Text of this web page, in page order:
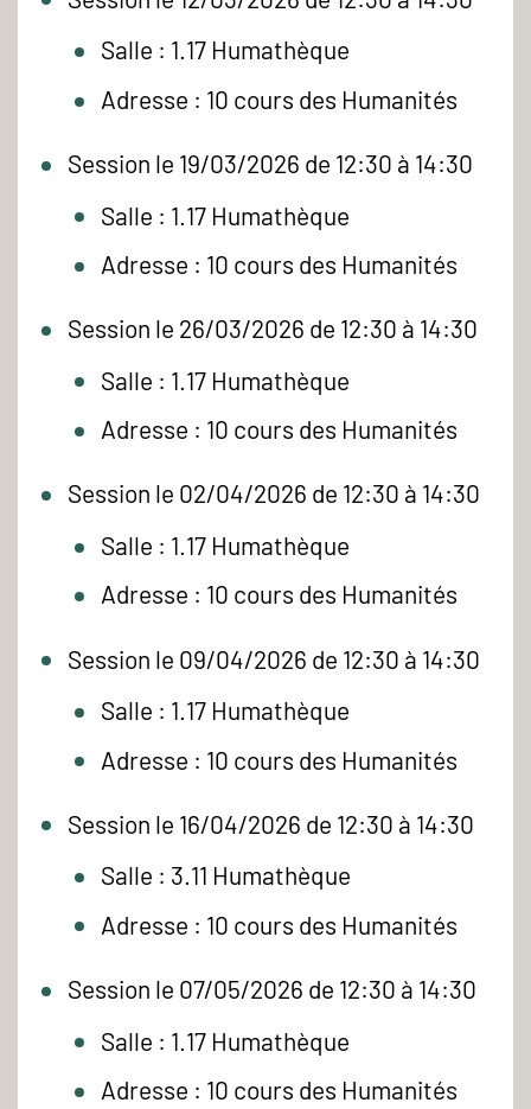
Salle : 1.17 Humathèque
Adresse : 10 cours des Humanités
Session le 19/03/2026 de 12:30 à 14:30
Salle : 1.17 Humathèque
Adresse : 10 cours des Humanités
Session le 26/03/2026 de 12:30 à 14:30
Salle : 1.17 Humathèque
Adresse : 10 cours des Humanités
Session le 02/04/2026 de 12:30 à 14:30
Salle : 1.17 Humathèque
Adresse : 10 cours des Humanités
Session le 09/04/2026 de 12:30 à 14:30
Salle : 1.17 Humathèque
Adresse : 10 cours des Humanités
Session le 16/04/2026 de 12:30 à 14:30
Salle : 3.11 Humathèque
Adresse : 10 cours des Humanités
Session le 07/05/2026 de 12:30 à 14:30
Salle : 1.17 Humathèque
Adresse : 10 cours des Humanités